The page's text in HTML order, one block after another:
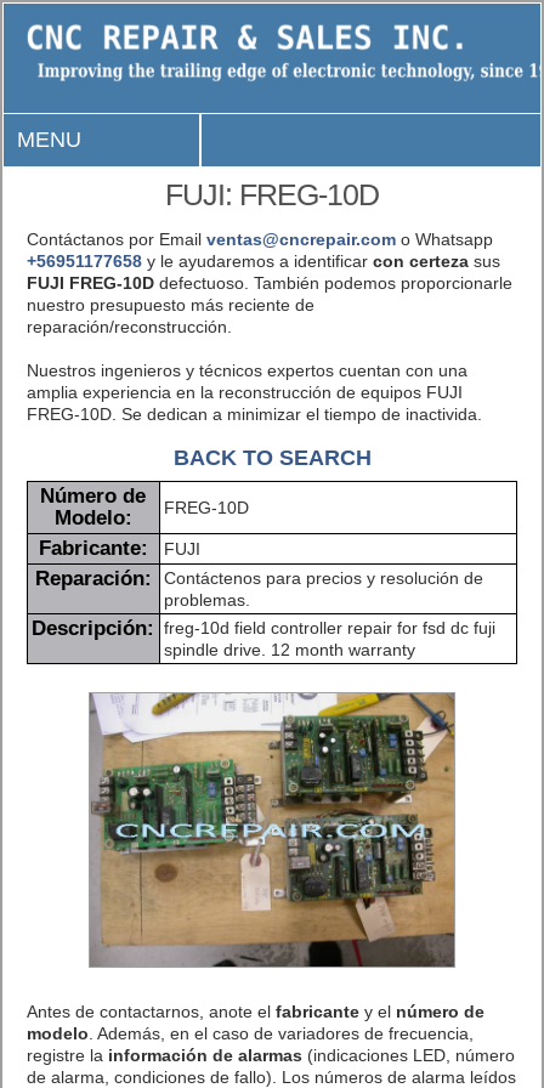
MENU
FUJI: FREG-10D
Contáctanos por Email ventas@cncrepair.como Whatsapp
+56951177658y le ayudaremos a identificar con certezasus
FUJI FREG-10Ddefectuoso. También podemos proporcionarle
nuestro presupuesto más reciente de
reparación/reconstrucción.
Nuestros ingenieros y técnicos expertos cuentan con una
amplia experiencia en la reconstrucción de equipos FUJI
FREG-10D. Se dedican a minimizar el tiempo de inactivida.
BACK TO SEARCH
Número de
Modelo:
FREG-10D
Fabricante: FUJI
Reparación:
Contáctenos para precios y resolución de
problemas.
Descripción:
freg-10d field controller repair for fsd dc fuji
spindle drive. 12 month warranty
Antes de contactarnos, anote el fabricantey el número de
modelo . Además, en el caso de variadores de frecuencia,
registre la información de alarmas (indicaciones LED, número
de alarma, condiciones de fallo). Los números de alarma leídos